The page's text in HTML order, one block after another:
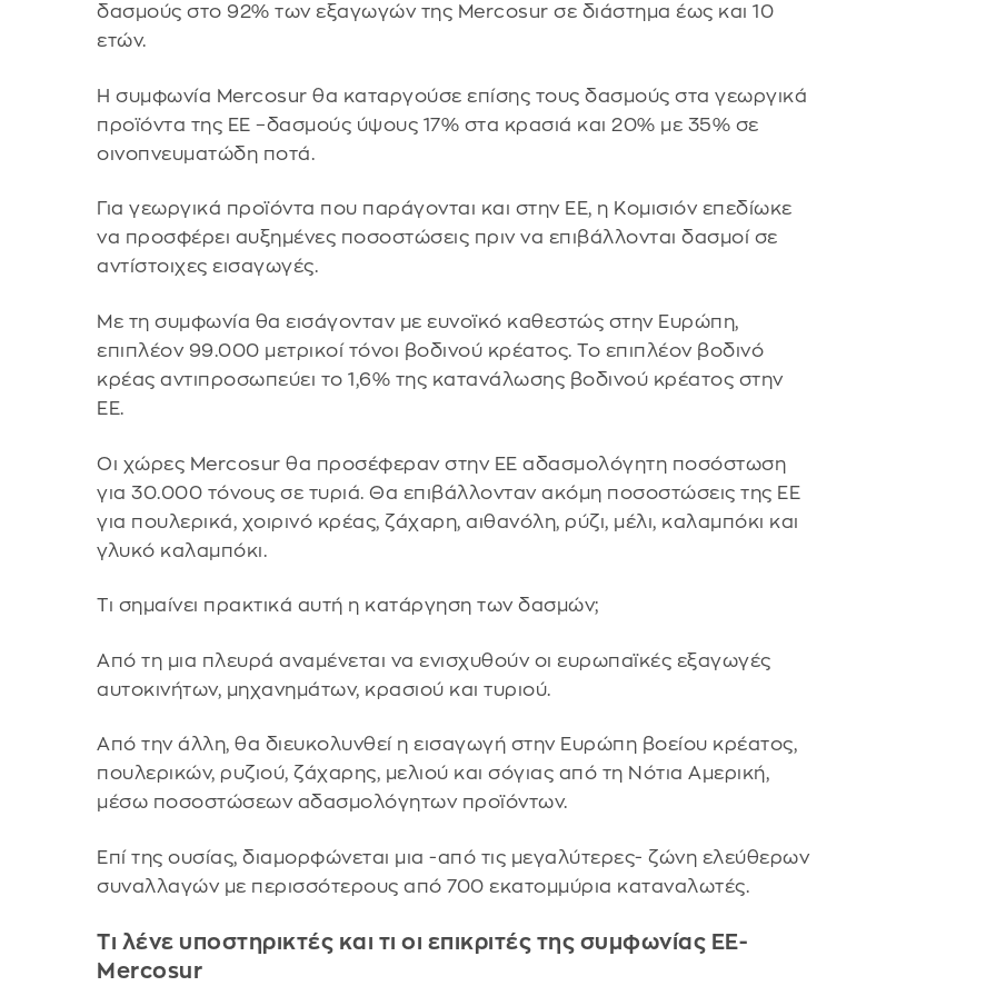
δασμούς στο 92% των εξαγωγών της Mercosur σε διάστημα έως και 10
ετών.
Η συμφωνία Mercosur θα καταργούσε επίσης τους δασμούς στα γεωργικά
προϊόντα της ΕΕ –δασμούς ύψους 17% στα κρασιά και 20% με 35% σε
οινοπνευματώδη ποτά.
Για γεωργικά προϊόντα που παράγονται και στην ΕΕ, η Κομισιόν επεδίωκε
να προσφέρει αυξημένες ποσοστώσεις πριν να επιβάλλονται δασμοί σε
αντίστοιχες εισαγωγές.
Με τη συμφωνία θα εισάγονταν με ευνοϊκό καθεστώς στην Ευρώπη,
επιπλέον 99.000 μετρικοί τόνοι βοδινού κρέατος. Το επιπλέον βοδινό
κρέας αντιπροσωπεύει το 1,6% της κατανάλωσης βοδινού κρέατος στην
ΕΕ.
Οι χώρες Mercosur θα προσέφεραν στην ΕΕ αδασμολόγητη ποσόστωση
για 30.000 τόνους σε τυριά. Θα επιβάλλονταν ακόμη ποσοστώσεις της ΕΕ
για πουλερικά, χοιρινό κρέας, ζάχαρη, αιθανόλη, ρύζι, μέλι, καλαμπόκι και
γλυκό καλαμπόκι.
Τι σημαίνει πρακτικά αυτή η κατάργηση των δασμών;
Από τη μια πλευρά αναμένεται να ενισχυθούν οι ευρωπαϊκές εξαγωγές
αυτοκινήτων, μηχανημάτων, κρασιού και τυριού.
Από την άλλη, θα διευκολυνθεί η εισαγωγή στην Ευρώπη βοείου κρέατος,
πουλερικών, ρυζιού, ζάχαρης, μελιού και σόγιας από τη Νότια Αμερική,
μέσω ποσοστώσεων αδασμολόγητων προϊόντων.
Επί της ουσίας, διαμορφώνεται μια -από τις μεγαλύτερες- ζώνη ελεύθερων
συναλλαγών με περισσότερους από 700 εκατομμύρια καταναλωτές.
Τι λένε υποστηρικτές και τι οι επικριτές της συμφωνίας ΕΕ-
Mercosur